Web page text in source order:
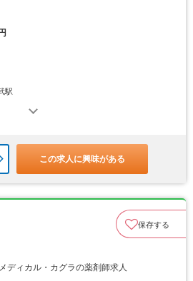
駅
この求人に興味がある
保存する
ィカル・カグラの薬剤師求人